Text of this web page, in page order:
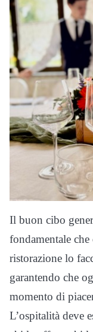
Il buon cibo
fondamentale
ristorazione lo
garantendo che
momento di
L’ospitalità deve